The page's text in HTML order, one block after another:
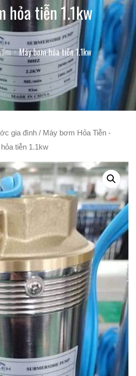
hỏa tiễn 1.1kw
Máy bơm hỏa tiễn 1.1kw
gia đình / Máy bơm Hỏa Tiễn -
tiễn 1.1kw